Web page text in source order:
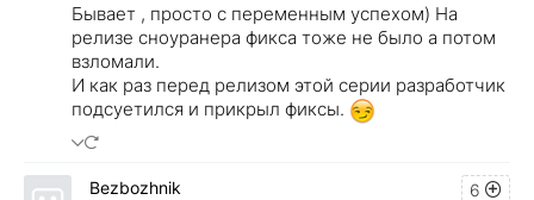
Бывает , просто с переменным успехом) На
релизе сноуранера фикса тоже не было а потом
взломали.
И как раз перед релизом этой серии разработчик
подсуетился и прикрыл фиксы.
6
Bezbozhnik